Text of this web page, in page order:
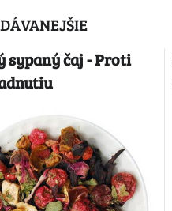
sypaný čaj - Proti